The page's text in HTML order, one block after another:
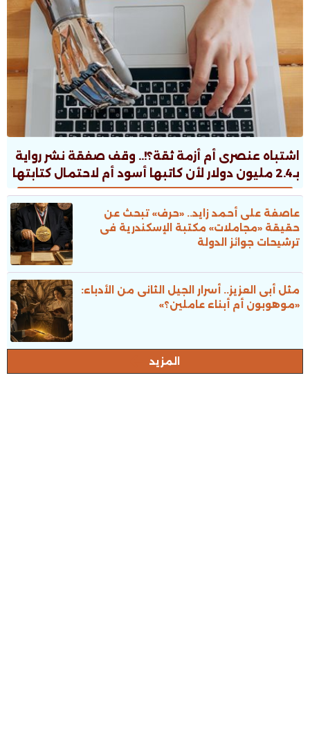
اشتباه عنصرى أم أزمة ثقة؟!.. وقف صفقة نشر رواية
بـ2.4 مليون دولار لأن كاتبها أسود أم لاحتمال كتابتها
بالـAI؟!
عاصفة على أحمد زايد.. «حرف» تبحث عن
حقيقة «مجاملات» مكتبة الإسكندرية فى
ترشيحات جوائز الدولة
مثل أبى العزيز.. أسرار الجيل الثانى من الأدباء:
«موهوبون أم أبناء عاملين؟»
المزيد